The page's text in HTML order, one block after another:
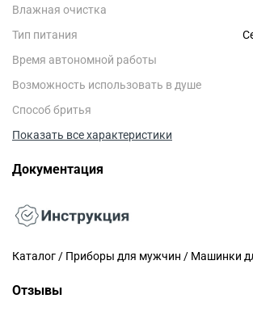
Влажная очистка
Тип питания
Время автономной работы
Возможность использовать в душе
Способ бритья
Показать все характеристики
Документация
Каталог / Приборы для мужчин / Машинки
Отзывы